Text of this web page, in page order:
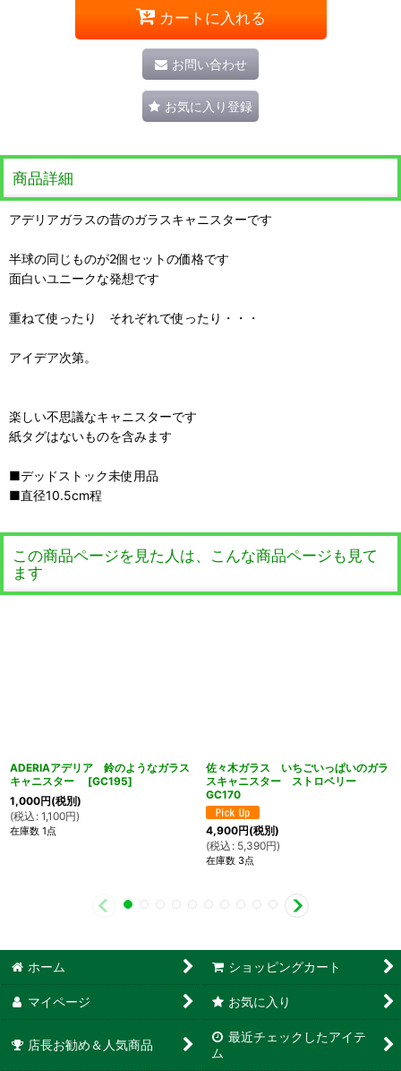
カートに入れる
お問い合わせ
お気に入り登録
商品詳細
アデリアガラスの昔のガラスキャニスターです
半球の同じものが2個セットの価格です
面白いユニークな発想です
重ねて使ったり それぞれで使ったり・・・
アイデア次第。
楽しい不思議なキャニスターです
紙タグはないものを含みます
■デッドストック未使用品
■直径10.5cm程
この商品ページを見た人は、こんな商品ページも見て
ます
ADERIAアデリア 鈴のようなガラス
キャニスター
[GC195]
1,000円(税別)
(税込 : 1,100円)
在庫数 1点
佐々木ガラス いちごいっぱいのガラ
スキャニスター ストロベリー
GC170
4,900円(税別)
(税込 : 5,390円)
在庫数 3点
ホーム ショッピングカート
マイページ お気に入り
店長お勧め＆人気商品
最近チェックしたアイテ
ム